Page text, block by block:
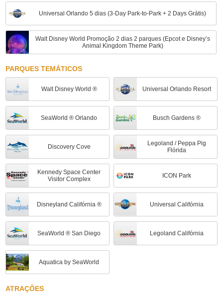
Universal Orlando 5 dias (3-Day Park-to-Park + 2 Days Grátis)
Walt Disney World Promoção 2 dias 2 parques (Epcot e Disney’s
Animal Kingdom Theme Park)
Restaurante Camila's Orlando
Walt Disney World - Mickey's Not-So-Scary Halloween Party
Beach Park - Ingresso Aqua Park 1 dia
Discovery Cove
Cirque du Soleil | Drawn to Life - Disney - 20:00 hrs
Walt Disney World
Universal Halloween
PARQUES TEMÁTICOS
Walt Disney World ® Universal Orlando Resort
SeaWorld ® Orlando Busch Gardens ®
Discovery Cove
Legoland / Peppa Pig
Flórida
Kennedy Space Center
Visitor Complex
ICON Park
Disneyland Califórnia ® Universal Califórnia
SeaWorld ® San Diego Legoland Califórnia
Aquatica by SeaWorld
ATRAÇÕES